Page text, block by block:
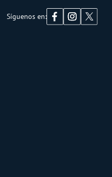
Síguenos en: